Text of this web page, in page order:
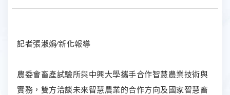
記者張淑娟∕新化報導
農委會畜產試驗所與中興大學攜手合作智慧農業技術與
實務，雙方洽談未來智慧農業的合作方向及國家智慧畜